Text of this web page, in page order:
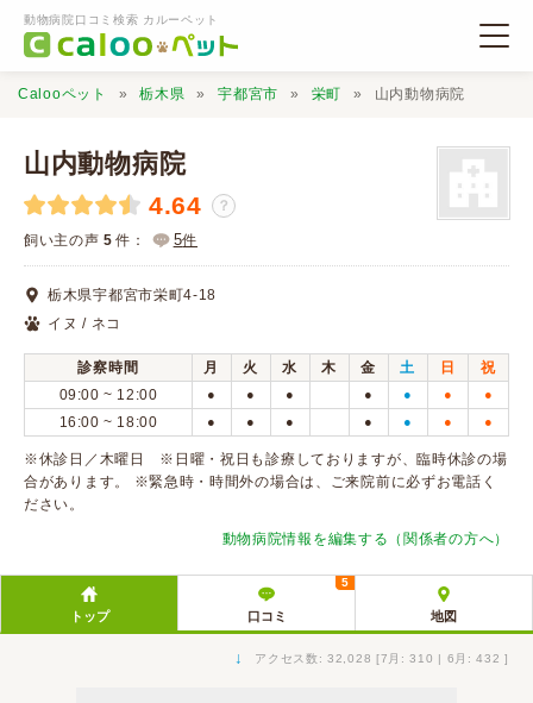
動物病院口コミ検索 カルーペット
動物病院検索
口コミ検索
Calooペットとは？
口コミ投稿
Calooペット 栃木県 宇都宮市 栄町 山内動物病院
山内動物病院
4.64 ？
飼い主の声 5 件： 5件
栃木県宇都宮市栄町4-18
イヌ / ネコ
診察時間 月 火 水 木 金 土 日
祝
09:00 ~ 12:00
● ● ● ● ● ● ●
16:00 ~ 18:00 ● ● ● ● ● ● ●
※休診日／木曜日 ※日曜・祝日も診療しておりますが、臨時休診の場
合があります。 ※緊急時・時間外の場合は、ご来院前に必ずお電話く
ださい。
動物病院情報を編集する（関係者の方へ）
トップ 口コミ
5
地図
↓ アクセス数: 32,028 [7月: 310 | 6月: 432 ]